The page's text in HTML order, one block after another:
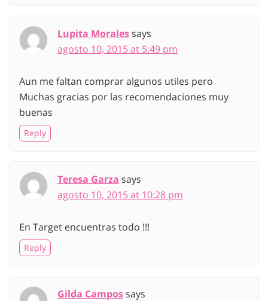
Lupita Moralessays
agosto 10, 2015 at 5:49 pm
Aun me faltan comprar algunos utiles pero
Muchas gracias por las recomendaciones muy
buenas
Reply
Teresa Garza says
agosto 10, 2015 at 10:28 pm
En Target encuentras todo !!!
Reply
Gilda Campossays